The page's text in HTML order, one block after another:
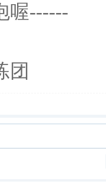
喔------
团